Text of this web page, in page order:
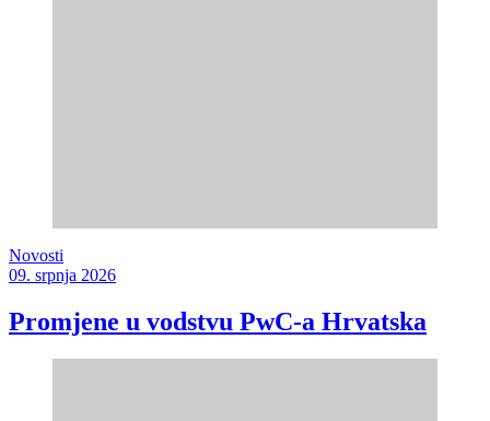
Novosti
09. srpnja 2026
Promjene u vodstvu PwC-a Hrvatska